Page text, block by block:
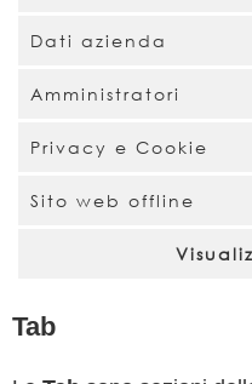
Dati azienda
Amministratori
Privacy e Cookie
Sito web offline
Tab